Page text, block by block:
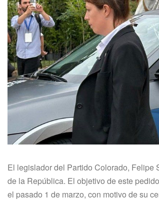
El legislador del Partido Colorado, Felipe
de la República. El objetivo de este
el pasado 1 de marzo, con motivo de su